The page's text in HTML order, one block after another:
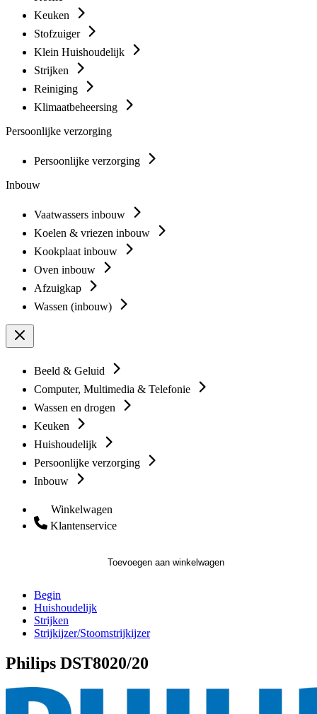
Keuken
Stofzuiger
Klein Huishoudelijk
Strijken
Reiniging
Klimaatbeheersing
Persoonlijke verzorging
Persoonlijke verzorging
Inbouw
Vaatwassers inbouw
Koelen & vriezen inbouw
Kookplaat inbouw
Oven inbouw
Afzuigkap
Wassen (inbouw)
Beeld & Geluid
Computer, Multimedia & Telefonie
Wassen en drogen
Keuken
Huishoudelijk
Persoonlijke verzorging
Inbouw
Winkelwagen
Klantenservice
Toevoegen aan winkelwagen
Begin
Huishoudelijk
Strijken
Strijkijzer/Stoomstrijkijzer
Philips DST8020/20